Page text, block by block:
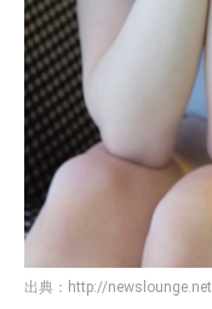
出典： http://newslounge.net